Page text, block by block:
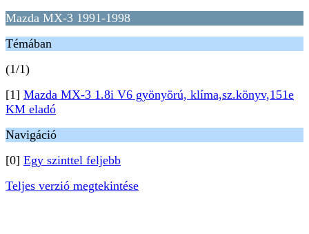
Mazda MX-3 1991-1998
Témában
(1/1)
[1] Mazda MX-3 1.8i V6 gyönyörú, klíma,sz.könyv,151e
KM eladó
Navigáció
[0] Egy szinttel feljebb
Teljes verzió megtekintése